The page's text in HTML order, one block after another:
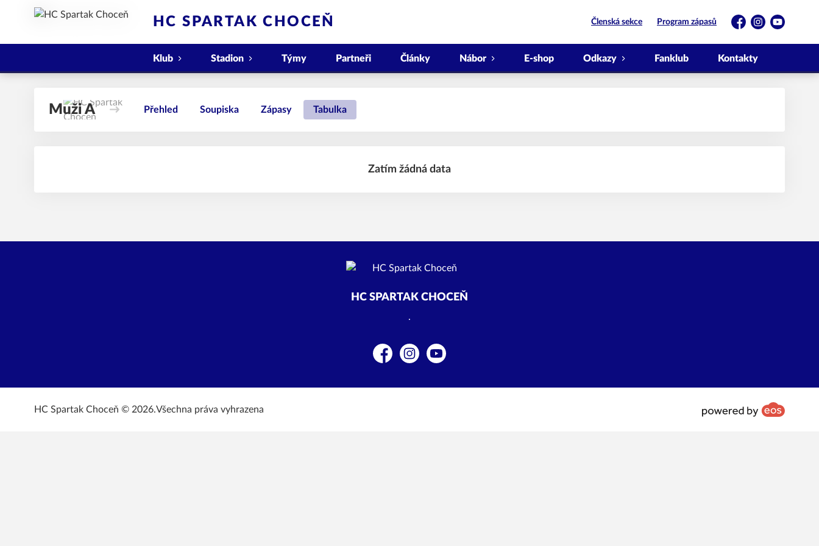
HC SPARTAK CHOCEŇ Členská sekce Program zápasů
FacebookInstagramYouTube
Klub Stadion Týmy Partneři Články Nábor E-shop Odkazy Fanklub Kontakty
Muži A Přehled Soupiska Zápasy Tabulka
Zatím žádná data
HC SPARTAK CHOCEŇ
.
FacebookInstagramYouTube
HC Spartak Choceň © 2026.Všechna práva vyhrazena